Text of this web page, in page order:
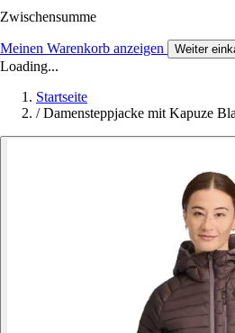
Zwischensumme
Meinen Warenkorb anzeigen Weiter
Loading...
Startseite
/ Damensteppjacke mit Kapuze